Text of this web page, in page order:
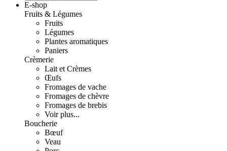
E-shop
Fruits & Légumes
Fruits
Légumes
Plantes aromatiques
Paniers
Crèmerie
Lait et Crèmes
Œufs
Fromages de vache
Fromages de chèvre
Fromages de brebis
Voir plus...
Boucherie
Bœuf
Veau